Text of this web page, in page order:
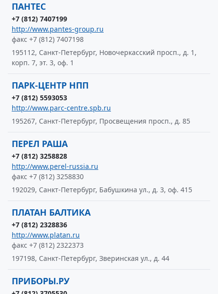
ПАНТЕС
+7 (812) 7407199
http://www.pantes-group.ru
факс +7 (812) 7407198
195112, Санкт-Петербург, Новочеркасский просп., д. 1,
корп. 7, эт. 3, оф. 1
ПАРК-ЦЕНТР НПП
+7 (812) 5593053
http://www.parc-centre.spb.ru
195267, Санкт-Петербург, Просвещения просп., д. 85
ПЕРЕЛ РАША
+7 (812) 3258828
http://www.perel-russia.ru
факс +7 (812) 3258830
192029, Санкт-Петербург, Бабушкина ул., д. 3, оф. 415
ПЛАТАН БАЛТИКА
+7 (812) 2328836
http://www.platan.ru
факс +7 (812) 2322373
197198, Санкт-Петербург, Зверинская ул., д. 44
ПРИБОРЫ.РУ